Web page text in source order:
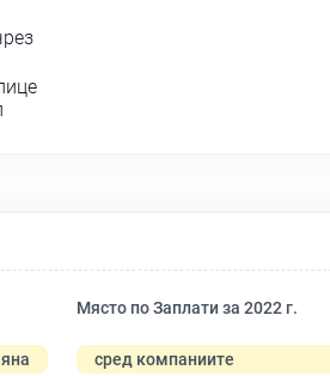
Място по Заплати за 2022 г.
сред компаниите